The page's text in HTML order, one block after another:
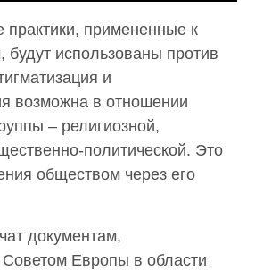
практики, примененные к
использованы против
и
возможна в отношении
– религиозной,
политической. Это
обществом через его
документам,
Европы в области